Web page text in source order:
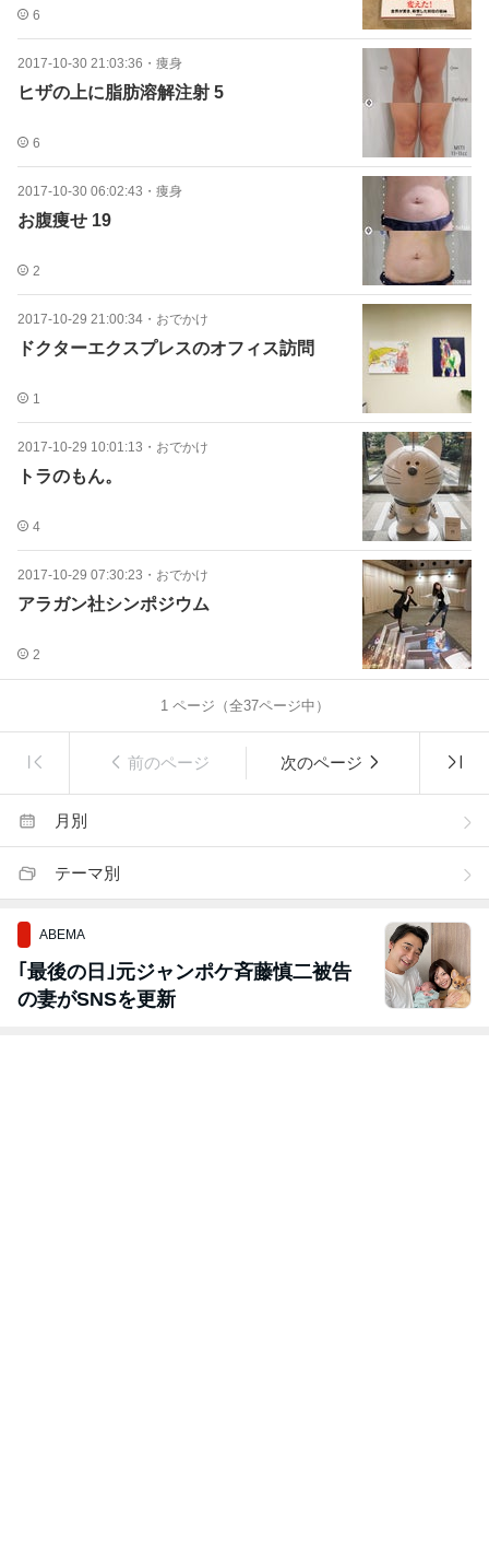
6
2017-10-30 21:03:36 ・ 痩身
ヒザの上に脂肪溶解注射 5
6
2017-10-30 06:02:43 ・ 痩身
お腹痩せ 19
2
2017-10-29 21:00:34 ・ おでかけ
ドクターエクスプレスのオフィス訪問
1
2017-10-29 10:01:13 ・ おでかけ
トラのもん。
4
2017-10-29 07:30:23 ・ おでかけ
アラガン社シンポジウム
2
1ページ（全37ページ中）
前のページ 次のページ
月別
テーマ別
ABEMA
｢最後の日｣元ジャンポケ斉藤慎二被告
の妻がSNSを更新